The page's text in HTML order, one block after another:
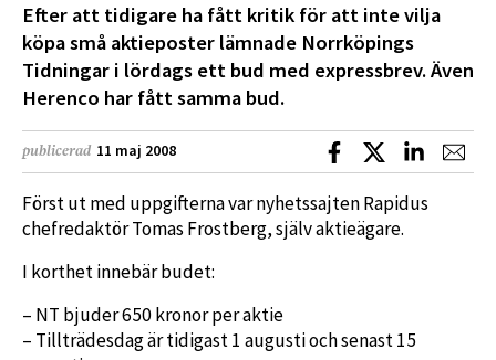
Efter att tidigare ha fått kritik för att inte vilja
köpa små aktieposter lämnade Norrköpings
Tidningar i lördags ett bud med expressbrev. Även
Herenco har fått samma bud.
publicerad 11 maj 2008 Dela på Facebook
Dela på XDela på
Först ut med uppgifterna var nyhetssajten Rapidus
chefredaktör Tomas Frostberg, själv aktieägare.
I korthet innebär budet:
– NT bjuder 650 kronor per aktie
– Tillträdesdag är tidigast 1 augusti och senast 15